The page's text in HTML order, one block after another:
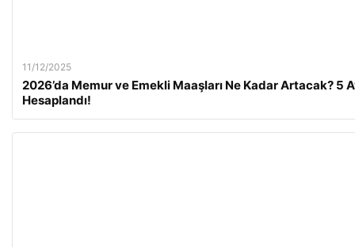
11/12/2025
2026’da Memur ve Emekli Maaşları Ne Kadar Artacak? 5
Hesaplandı!